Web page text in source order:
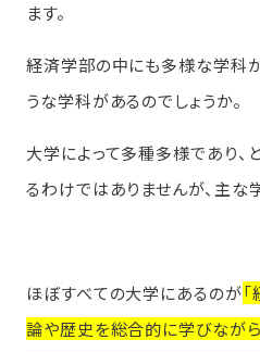
ます。
経済学部の中にも多様な学科
うな学科があるのでしょうか。
大学によって多種多様であり
るわけではありませんが、主な
ほぼすべての大学にあるのが
論や歴史を総合的に学びながら